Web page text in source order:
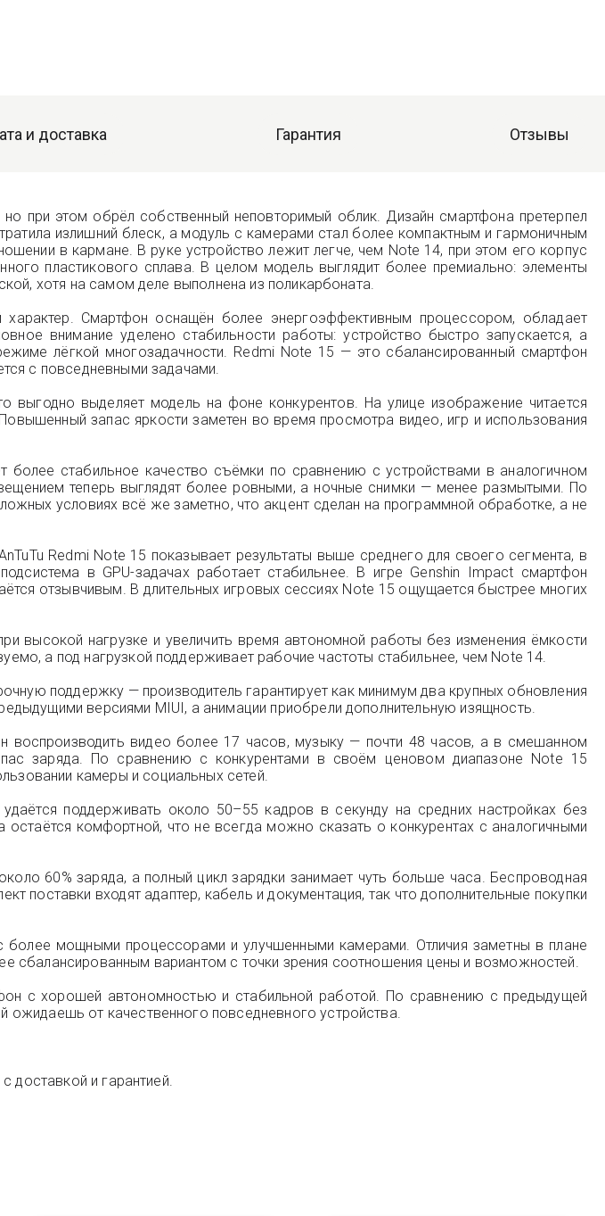
и доставка Гарантия Отзывы
при этом обрёл собственный неповторимый облик. Дизайн смартфона претерпел
излишний блеск, а модуль с камерами стал более компактным и гармоничным
в кармане. В руке устройство лежит легче, чем Note 14, при этом его корпус
пластикового сплава. В целом модель выглядит более премиально: элементы
хотя на самом деле выполнена из поликарбоната.
характер. Смартфон оснащён более энергоэффективным процессором, обладает
внимание уделено стабильности работы: устройство быстро запускается, а
лёгкой многозадачности. Redmi Note 15 — это сбалансированный смартфон
с повседневными задачами.
выделяет модель на фоне конкурентов. На улице изображение читается
запас яркости заметен во время просмотра видео, игр и использования
стабильное качество съёмки по сравнению с устройствами в аналогичном
теперь выглядят более ровными, а ночные снимки — менее размытыми. По
условиях всё же заметно, что акцент сделан на программной обработке, а не
Redmi Note 15 показывает результаты выше среднего для своего сегмента, в
в GPU-задачах работает стабильнее. В игре Genshin Impact смартфон
отзывчивым. В длительных игровых сессиях Note 15 ощущается быстрее многих
высокой нагрузке и увеличить время автономной работы без изменения ёмкости
а под нагрузкой поддерживает рабочие частоты стабильнее, чем Note 14.
поддержку — производитель гарантирует как минимум два крупных обновления
версиями MIUI, а анимации приобрели дополнительную изящность.
видео более 17 часов, музыку — почти 48 часов, а в смешанном
заряда. По сравнению с конкурентами в своём ценовом диапазоне Note 15
камеры и социальных сетей.
поддерживать около 50–55 кадров в секунду на средних настройках без
комфортной, что не всегда можно сказать о конкурентах с аналогичными
60% заряда, а полный цикл зарядки занимает чуть больше часа. Беспроводная
поставки входят адаптер, кабель и документация, так что дополнительные покупки
мощными процессорами и улучшенными камерами. Отличия заметны в плане
сбалансированным вариантом с точки зрения соотношения цены и возможностей.
с хорошей автономностью и стабильной работой. По сравнению с предыдущей
ожидаешь от качественного повседневного устройства.
доставкой и гарантией.